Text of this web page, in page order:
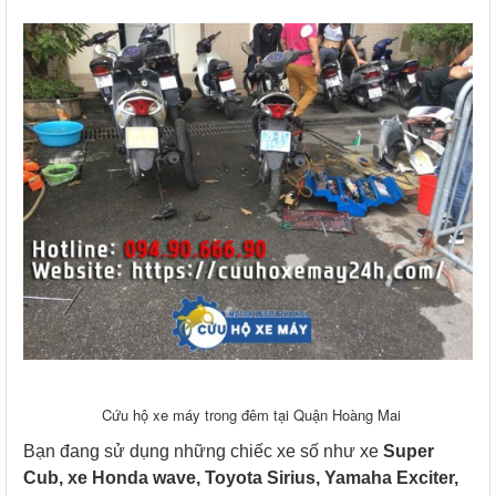
Cứu hộ xe máy trong đêm tại Quận Hoàng Mai
Bạn đang sử dụng những chiếc xe số như xe Super
Cub, xe Honda wave, Toyota Sirius, Yamaha Exciter,